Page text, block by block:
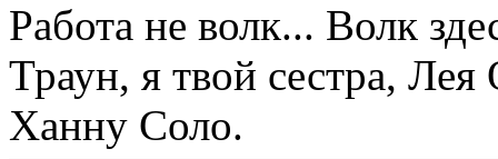
Работа не волк... Волк
Траун, я твой сестра,
Ханну Соло.